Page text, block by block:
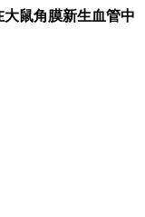
鼠角膜新生血管中